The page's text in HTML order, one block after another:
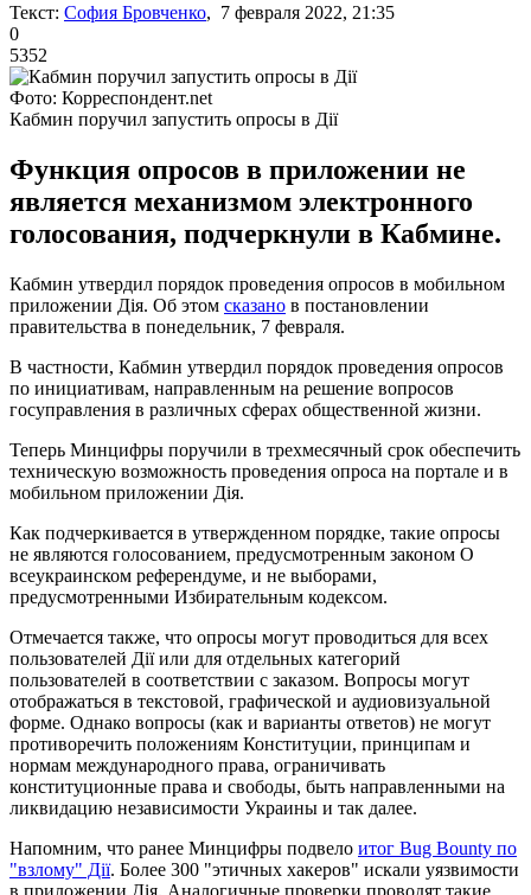
Текст: София Бровченко, 7 февраля 2022, 21:35
0
5352
Фото: Корреспондент.net
Кабмин поручил запустить опросы в Дії
Функция опросов в приложении не
является механизмом электронного
голосования, подчеркнули в Кабмине.
Кабмин утвердил порядок проведения опросов в мобильном
приложении Дія. Об этом сказано в постановлении
правительства в понедельник, 7 февраля.
В частности, Кабмин утвердил порядок проведения опросов
по инициативам, направленным на решение вопросов
госуправления в различных сферах общественной жизни.
Теперь Минцифры поручили в трехмесячный срок обеспечить
техническую возможность проведения опроса на портале и в
мобильном приложении Дія.
Как подчеркивается в утвержденном порядке, такие опросы
не являются голосованием, предусмотренным законом О
всеукраинском референдуме, и не выборами,
предусмотренными Избирательным кодексом.
Отмечается также, что опросы могут проводиться для всех
пользователей Дії или для отдельных категорий
пользователей в соответствии с заказом. Вопросы могут
отображаться в текстовой, графической и аудиовизуальной
форме. Однако вопросы (как и варианты ответов) не могут
противоречить положениям Конституции, принципам и
нормам международного права, ограничивать
конституционные права и свободы, быть направленными на
ликвидацию независимости Украины и так далее.
Напомним, что ранее Минцифры подвело итог Bug Bounty по
"взлому" Дії. Более 300 "этичных хакеров" искали уязвимости
в приложении Дія. Аналогичные проверки проводят такие